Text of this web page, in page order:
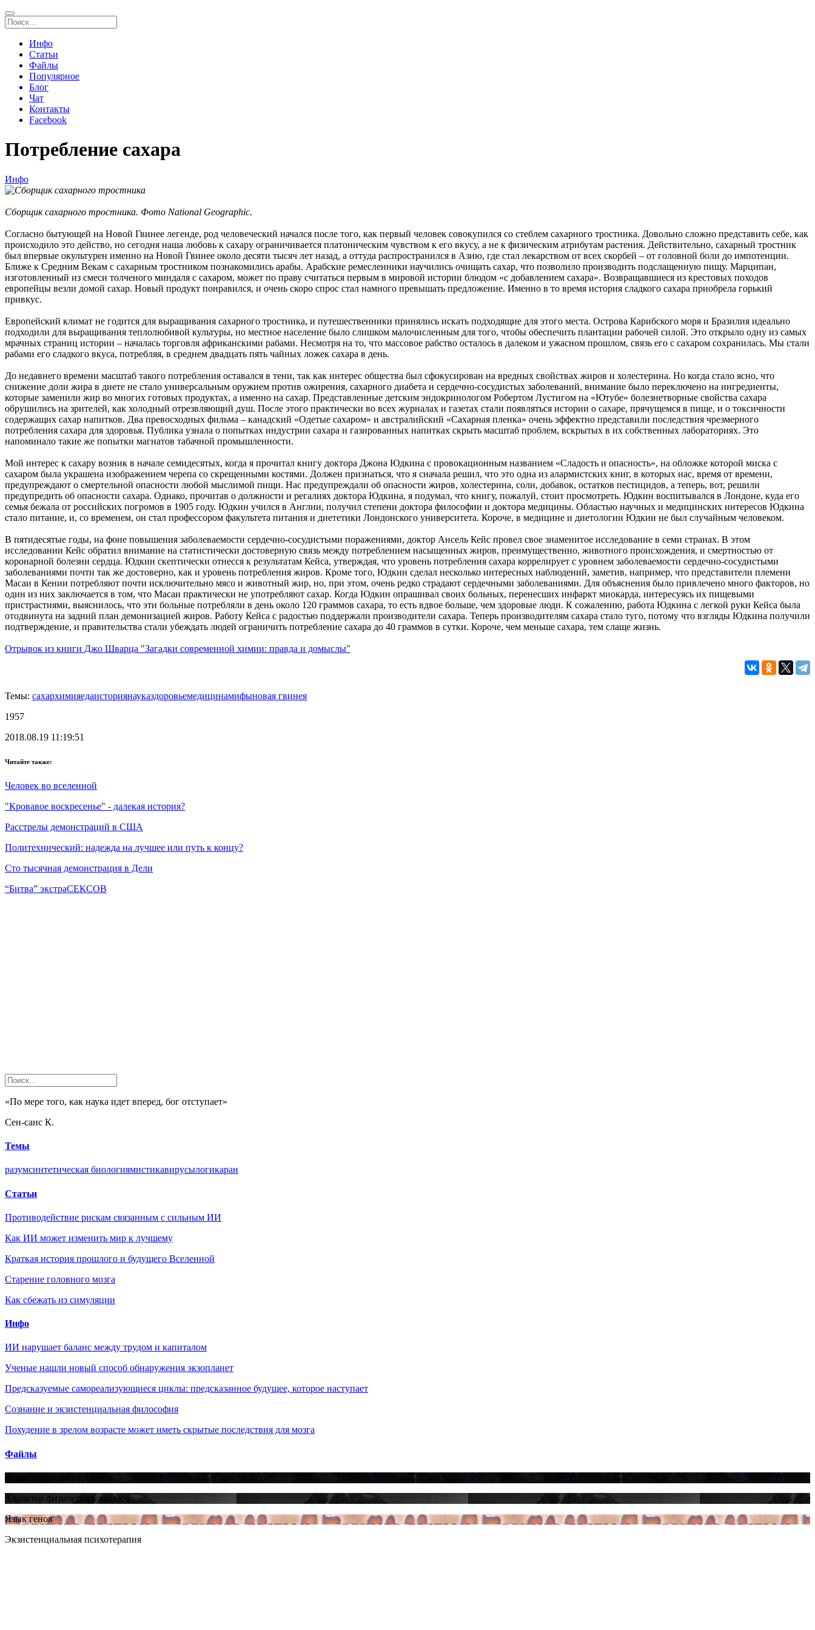
Инфо
Статьи
Файлы
Популярное
Блог
Чат
Контакты
Facebook
Потребление сахара
Инфо
Сборщик сахарного тростника. Фото National Geographic.
Согласно бытующей на Новой Гвинее легенде, род человеческий начался после того, как первый человек совокупился со стеблем сахарного тростника. Довольно сложно представить себе, как
происходило это действо, но сегодня наша любовь к сахару ограничивается платоническим чувством к его вкусу, а не к физическим атрибутам растения. Действительно, сахарный тростник
был впервые окультурен именно на Новой Гвинее около десяти тысяч лет назад, а оттуда распространился в Азию, где стал лекарством от всех скорбей – от головной боли до импотенции.
Ближе к Средним Векам с сахарным тростником познакомились арабы. Арабские ремесленники научились очищать сахар, что позволило производить подслащенную пищу. Марципан,
изготовленный из смеси толченого миндаля с сахаром, может по праву считаться первым в мировой истории блюдом «с добавлением сахара». Возвращавшиеся из крестовых походов
европейцы везли домой сахар. Новый продукт понравился, и очень скоро спрос стал намного превышать предложение. Именно в то время история сладкого сахара приобрела горький
привкус.
Европейский климат не годится для выращивания сахарного тростника, и путешественники принялись искать подходящие для этого места. Острова Карибского моря и Бразилия идеально
подходили для выращивания теплолюбивой культуры, но местное население было слишком малочисленным для того, чтобы обеспечить плантации рабочей силой. Это открыло одну из самых
мрачных страниц истории – началась торговля африканскими рабами. Несмотря на то, что массовое рабство осталось в далеком и ужасном прошлом, связь его с сахаром сохранилась. Мы стали
рабами его сладкого вкуса, потребляя, в среднем двадцать пять чайных ложек сахара в день.
До недавнего времени масштаб такого потребления оставался в тени, так как интерес общества был сфокусирован на вредных свойствах жиров и холестерина. Но когда стало ясно, что
снижение доли жира в диете не стало универсальным оружием против ожирения, сахарного диабета и сердечно-сосудистых заболеваний, внимание было переключено на ингредиенты,
которые заменили жир во многих готовых продуктах, а именно на сахар. Представленные детским эндокринологом Робертом Лустигом на «Ютубе» болезнетворные свойства сахара
обрушились на зрителей, как холодный отрезвляющий душ. После этого практически во всех журналах и газетах стали появляться истории о сахаре, прячущемся в пище, и о токсичности
содержащих сахар напитков. Два превосходных фильма – канадский «Одетые сахаром» и австралийский «Сахарная пленка» очень эффектно представили последствия чрезмерного
потребления сахара для здоровья. Публика узнала о попытках индустрии сахара и газированных напитках скрыть масштаб проблем, вскрытых в их собственных лабораториях. Это
напоминало такие же попытки магнатов табачной промышленности.
Мой интерес к сахару возник в начале семидесятых, когда я прочитал книгу доктора Джона Юдкина с провокационным названием «Сладость и опасность», на обложке которой миска с
сахаром была украшена изображением черепа со скрещенными костями. Должен признаться, что я сначала решил, что это одна из алармистских книг, в которых нас, время от времени,
предупреждают о смертельной опасности любой мыслимой пищи. Нас предупреждали об опасности жиров, холестерина, соли, добавок, остатков пестицидов, а теперь, вот, решили
предупредить об опасности сахара. Однако, прочитав о должности и регалиях доктора Юдкина, я подумал, что книгу, пожалуй, стоит просмотреть. Юдкин воспитывался в Лондоне, куда его
семья бежала от российских погромов в 1905 году. Юдкин учился в Англии, получил степени доктора философии и доктора медицины. Областью научных и медицинских интересов Юдкина
стало питание, и, со временем, он стал профессором факультета питания и диететики Лондонского университета. Короче, в медицине и диетологии Юдкин не был случайным человеком.
В пятидесятые годы, на фоне повышения заболеваемости сердечно-сосудистыми поражениями, доктор Ансель Кейс провел свое знаменитое исследование в семи странах. В этом
исследовании Кейс обратил внимание на статистически достоверную связь между потреблением насыщенных жиров, преимущественно, животного происхождения, и смертностью от
коронарной болезни сердца. Юдкин скептически отнесся к результатам Кейса, утверждая, что уровень потребления сахара коррелирует с уровнем заболеваемости сердечно-сосудистыми
заболеваниями почти так же достоверно, как и уровень потребления жиров. Кроме того, Юдкин сделал несколько интересных наблюдений, заметив, например, что представители племени
Масаи в Кении потребляют почти исключительно мясо и животный жир, но, при этом, очень редко страдают сердечными заболеваниями. Для объяснения было привлечено много факторов, но
один из них заключается в том, что Масаи практически не употребляют сахар. Когда Юдкин опрашивал своих больных, перенесших инфаркт миокарда, интересуясь их пищевыми
пристрастиями, выяснилось, что эти больные потребляли в день около 120 граммов сахара, то есть вдвое больше, чем здоровые люди. К сожалению, работа Юдкина с легкой руки Кейса была
отодвинута на задний план демонизацией жиров. Работу Кейса с радостью поддержали производители сахара. Теперь производителям сахара стало туго, потому что взгляды Юдкина получили
подтверждение, и правительства стали убеждать людей ограничить потребление сахара до 40 граммов в сутки. Короче, чем меньше сахара, тем слаще жизнь.
Отрывок из книги Джо Шварца "Загадки современной химии: правда и домыслы"
Темы: сахархимияедаисториянауказдоровьемедицинамифыновая гвинея
1957
2018.08.19 11:19:51
Читайте также:
Человек во вселенной
"Кровавое воскресенье" - далекая история?
Расстрелы демонстраций в США
Политехнический: надежда на лучшее или путь к концу?
Сто тысячная демонстрация в Дели
“Битва” экстраСЕКСОВ
«По мере того, как наука идет вперед, бог отступает»
Сен-санс К.
Темы
разумсинтетическая биологиямистикавирусылогикаран
Статьи
Противодействие рискам связанным с сильным ИИ
Как ИИ может изменить мир к лучшему
Краткая история прошлого и будущего Вселенной
Старение головного мозга
Как сбежать из симуляции
Инфо
ИИ нарушает баланс между трудом и капиталом
Ученые нашли новый способ обнаружения экзопланет
Предсказуемые самореализующиеся циклы: предсказанное будущее, которое наступает
Сознание и экзистенциальная философия
Похудение в зрелом возрасте может иметь скрытые последствия для мозга
Файлы
Краткая история времени
Характер физических законов
Язык генов
Экзистенциальная психотерапия